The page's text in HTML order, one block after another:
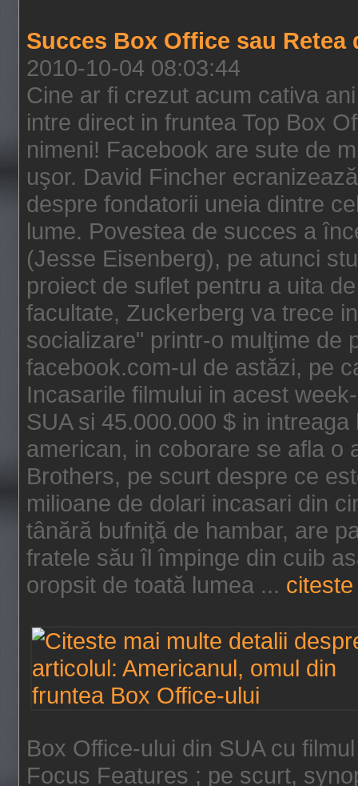
Succes Box Office sau Retea
2010-10-04 08:03:44
Cine ar fi crezut acum cativa
intre direct in fruntea Top Box
nimeni! Facebook are sute de
uşor. David Fincher
despre fondatorii uneia dintre
lume. Povestea de succes a
(Jesse Eisenberg), pe atunci
proiect de suflet pentru a uita
facultate, Zuckerberg va trece
socializare" printr-o mulţime de
facebook.com-ul de astăzi, pe
Incasarile filmului in acest
SUA si 45.000.000 $ in
american, in coborare se afla o
Brothers, pe scurt despre ce
milioane de dolari incasari din
tânără bufniţă de hambar, are
fratele său îl împinge din cuib
oropsit de toată lumea ...
Box Office-ului din SUA cu
Focus Features ; pe scurt,